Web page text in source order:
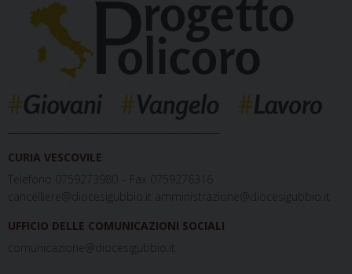
CURIA VESCOVILE
Telefono 0759273980 – Fax 0759276316
cancelliere@diocesigubbio.it amministrazione@diocesigubbio.it
UFFICIO DELLE COMUNICAZIONI SOCIALI
comunicazione@diocesigubbio.it